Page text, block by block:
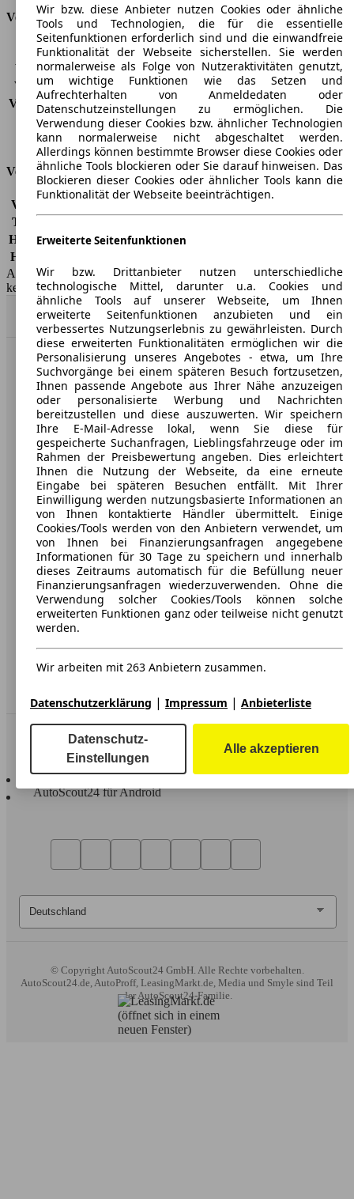
Verbrauch
CO2 Emissionen*
108 g/km (komb.)
Verbrauch (Stadt)
5,9 l/100km
Verbrauch (Land)
4,1 l/100km
Verbrauch (komb.)* 4,8 l/100km
Schadstoffklasse
EU6
Tankinhalt
50 l
Versicherungsklassen
Vollkasko
Teilkasko
Haftpflicht -
HSN/TSN
AutoScout24 GmbH übernimmt für die Richtigkeit der Angaben
keine Gewähr.
Nach Oben
AutoScout24: Europaweit der größte Online-Automarkt.
Unternehmen
Über AutoScout24
Presse
Karriere
Werbung
AGB
Datenschutz
Impressum
Erklärung zur Barrierefreiheit
Service
In Verbindung bleiben
AutoScout24 für iOS
AutoScout24 für Android
© Copyright AutoScout24 GmbH. Alle Rechte vorbehalten.
AutoScout24.de, AutoProff, LeasingMarkt.de, Media und Smyle sind Teil
der AutoScout24-Familie.
Wir bzw. diese Anbieter nutzen Cookies oder ähnliche
Tools und Technologien, die für die essentielle
Seitenfunktionen erforderlich sind und die einwandfreie
Funktionalität der Webseite sicherstellen. Sie werden
normalerweise als Folge von Nutzeraktivitäten genutzt,
um wichtige Funktionen wie das Setzen und
Aufrechterhalten von Anmeldedaten oder
Datenschutzeinstellungen zu ermöglichen. Die
Verwendung dieser Cookies bzw. ähnlicher Technologien
kann normalerweise nicht abgeschaltet werden.
Allerdings können bestimmte Browser diese Cookies oder
ähnliche Tools blockieren oder Sie darauf hinweisen. Das
Blockieren dieser Cookies oder ähnlicher Tools kann die
Funktionalität der Webseite beeinträchtigen.
Erweiterte Seitenfunktionen
Wir bzw. Drittanbieter nutzen unterschiedliche
technologische Mittel, darunter u.a. Cookies und
ähnliche Tools auf unserer Webseite, um Ihnen
erweiterte Seitenfunktionen anzubieten und ein
verbessertes Nutzungserlebnis zu gewährleisten. Durch
diese erweiterten Funktionalitäten ermöglichen wir die
Personalisierung unseres Angebotes - etwa, um Ihre
Suchvorgänge bei einem späteren Besuch fortzusetzen,
Ihnen passende Angebote aus Ihrer Nähe anzuzeigen
oder personalisierte Werbung und Nachrichten
bereitzustellen und diese auszuwerten. Wir speichern
Ihre E-Mail-Adresse lokal, wenn Sie diese für
gespeicherte Suchanfragen, Lieblingsfahrzeuge oder im
Rahmen der Preisbewertung angeben. Dies erleichtert
Ihnen die Nutzung der Webseite, da eine erneute
Eingabe bei späteren Besuchen entfällt. Mit Ihrer
Einwilligung werden nutzungsbasierte Informationen an
von Ihnen kontaktierte Händler übermittelt. Einige
Cookies/Tools werden von den Anbietern verwendet, um
von Ihnen bei Finanzierungsanfragen angegebene
Informationen für 30 Tage zu speichern und innerhalb
dieses Zeitraums automatisch für die Befüllung neuer
Finanzierungsanfragen wiederzuverwenden. Ohne die
Verwendung solcher Cookies/Tools können solche
erweiterten Funktionen ganz oder teilweise nicht genutzt
werden.
Wir arbeiten mit 263 Anbietern zusammen.
Datenschutzerklärung | Impressum | Anbieterliste
Datenschutz-
Einstellungen
Alle akzeptieren